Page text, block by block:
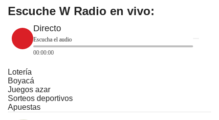
Escuche W Radio en vivo:
Directo
Escucha el audio
00:00:00
Lotería
Boyacá
Juegos azar
Sorteos deportivos
Apuestas